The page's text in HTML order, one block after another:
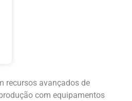
recursos avançados de
com equipamentos